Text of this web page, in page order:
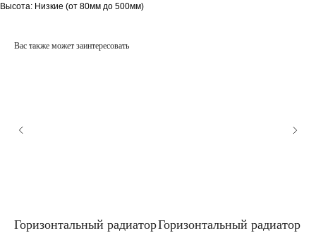
Высота: Низкие (от 80мм до 500мм)
Вас также может заинтересовать
Горизонтальный радиаторГоризонтальный радиатор